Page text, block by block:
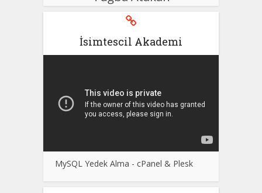
İsimtescil Akademi
MySQL Yedek Alma - cPanel & Plesk